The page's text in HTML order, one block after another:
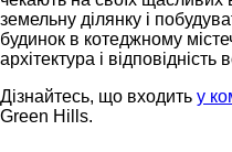
земельну ділянку і
будинок в котеджному
архітектура і
Дізнайтесь, що входить у
Green Hills.